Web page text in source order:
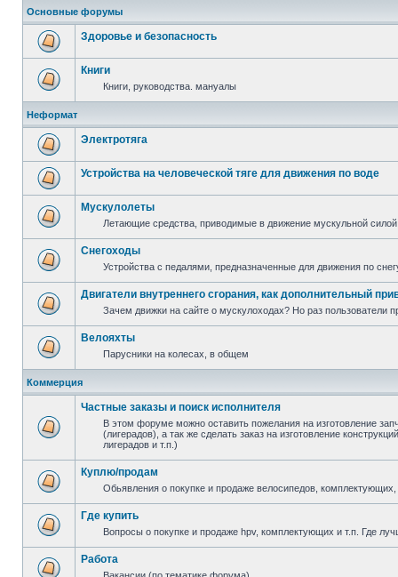
Основные форумы
Здоровье и безопасность
Книги
Книги, руководства. мануалы
Неформат
Электротяга
Устройства на человеческой тяге для движения по воде
Мускулолеты
Летающие средства, приводимые в движение мускульной силой
Снегоходы
Устройства с педалями, предназначенные для движения по
Двигатели внутреннего сгорания, как дополнительный
Зачем движки на сайте о мускулоходах? Но раз пользователи
Велояхты
Парусники на колесах, в общем
Коммерция
Частные заказы и поиск исполнителя
В этом форуме можно оставить пожелания на изготовление
(лигерадов), а так же сделать заказ на изготовление
лигерадов и т.п.)
Куплю/продам
Обьявления о покупке и продаже велосипедов,
Где купить
Вопросы о покупке и продаже hpv, комплектующих и т.п. Где
Работа